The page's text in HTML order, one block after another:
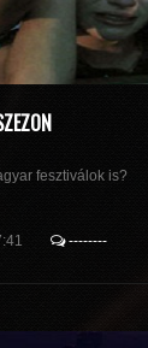
fesztiválok is?
--------